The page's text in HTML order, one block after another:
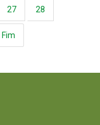
27 28
Fim